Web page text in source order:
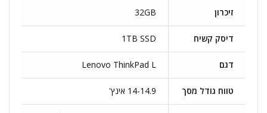
זיכרון 32GB
דיסק קשיח 1TB SSD
דגם Lenovo ThinkPad L
טווח גודל מסך 14-14.9 אינץ'